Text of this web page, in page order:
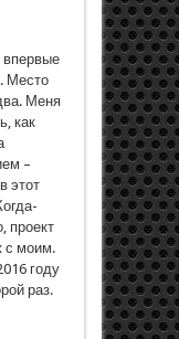
впервые
Место
Меня
как
–
этот
проект
с моим.
году
раз.